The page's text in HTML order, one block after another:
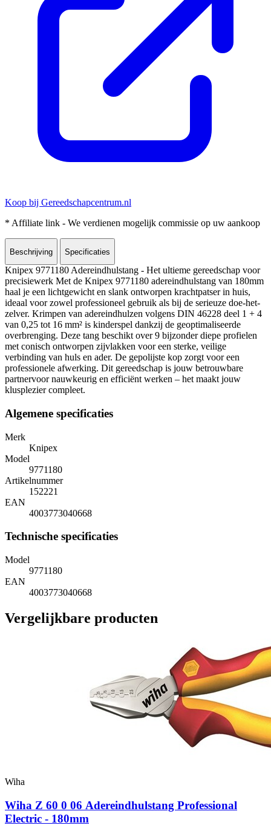
Koop bij Gereedschapcentrum.nl
* Affiliate link - We verdienen mogelijk commissie op uw aankoop
Beschrijving Specificaties
Knipex 9771180 Adereindhulstang - Het ultieme gereedschap voor
precisiewerk Met de Knipex 9771180 adereindhulstang van 180mm
haal je een lichtgewicht en slank ontworpen krachtpatser in huis,
ideaal voor zowel professioneel gebruik als bij de serieuze doe-het-
zelver. Krimpen van adereindhulzen volgens DIN 46228 deel 1 + 4
van 0,25 tot 16 mm² is kinderspel dankzij de geoptimaliseerde
overbrenging. Deze tang beschikt over 9 bijzonder diepe profielen
met conisch ontworpen zijvlakken voor een sterke, veilige
verbinding van huls en ader. De gepolijste kop zorgt voor een
professionele afwerking. Dit gereedschap is jouw betrouwbare
partnervoor nauwkeurig en efficiënt werken – het maakt jouw
klusplezier compleet.
Algemene specificaties
Merk
Knipex
Model
9771180
Artikelnummer
152221
EAN
4003773040668
Technische specificaties
Model
9771180
EAN
4003773040668
Vergelijkbare producten
Wiha
Wiha Z 60 0 06 Adereindhulstang Professional
Electric - 180mm